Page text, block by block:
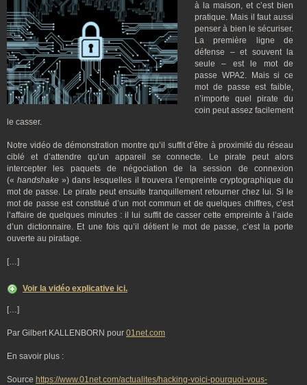
à la maison, et c’est bien
pratique. Mais il faut aussi
penser à bien le sécuriser.
La première ligne de
défense – et souvent la
seule – est le mot de
passe WPA2. Mais si ce
mot de passe est faible,
n’importe quel pirate du
coin peut assez facilement
le casser.
Notre vidéo de démonstration montre qu’il suffit d’être à proximité du réseau
ciblé et d’attendre qu’un appareil se connecte. Le pirate peut alors
intercepter les paquets de négociation de la session de connexion
(«handshake ») dans lesquelles il trouvera l’empreinte cryptographique du
mot de passe. Le pirate peut ensuite tranquillement retourner chez lui. Si le
mot de passe est constitué d’un mot commun et de quelques chiffres, c’est
l’affaire de quelques minutes : il lui suffit de casser cette empreinte à l’aide
d’un dictionnaire. Et une fois qu’il détient le mot de passe, c’est la porte
ouverte au piratage.
[…]
Voir la vidéo explicative ici.
[…]
Par Gilbert KALLENBORN pour 01net.com
En savoir plus :
Source https://www.01net.com/actualites/hacking-voici-pourquoi-vous-